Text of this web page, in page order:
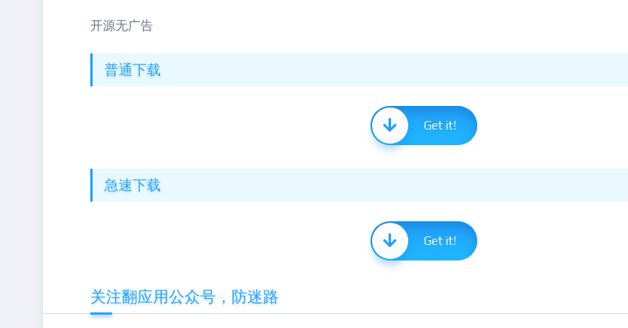
开源无广告
普通下载
Get it!
急速下载
Get it!
关注翻应用公众号，防迷路